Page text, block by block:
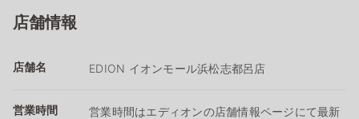
店舗情報
店舗名 EDION イオンモール浜松志都呂店
営業時間
営業時間はエディオンの店舗情報ページにて最新